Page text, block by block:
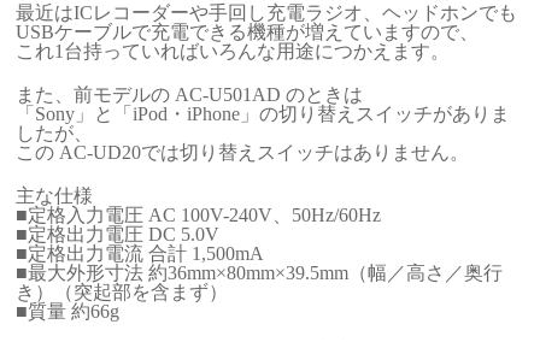
最近はICレコーダーや手回し充電ラジオ、ヘッドホンでも
USBケーブルで充電できる機種が増えていますので、
これ1台持っていればいろんな用途につかえます。
また、前モデルの AC-U501AD のときは
「Sony」と「iPod・iPhone」の切り替えスイッチがありま
したが、
この AC-UD20では切り替えスイッチはありません。
主な仕様
■定格入力電圧 AC 100V-240V、50Hz/60Hz
■定格出力電圧 DC 5.0V
■定格出力電流 合計 1,500mA
■最大外形寸法 約36mm×80mm×39.5mm（幅／高さ／奥行
き）（突起部を含まず）
■質量 約66g